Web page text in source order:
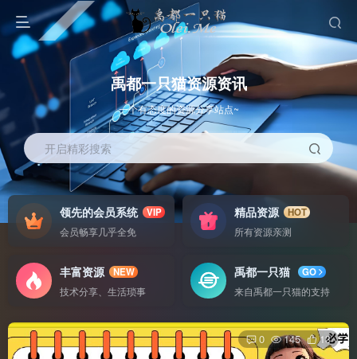
禹都一只猫资源资讯
一个有态度的资源分享站点~
开启精彩搜索
领先的会员系统
VIP
会员畅享几乎全免
精品资源
HOT
所有资源亲测
丰富资源
NEW
技术分享、生活琐事
禹都一只猫
GO
来自禹都一只猫的支持
0 145 13